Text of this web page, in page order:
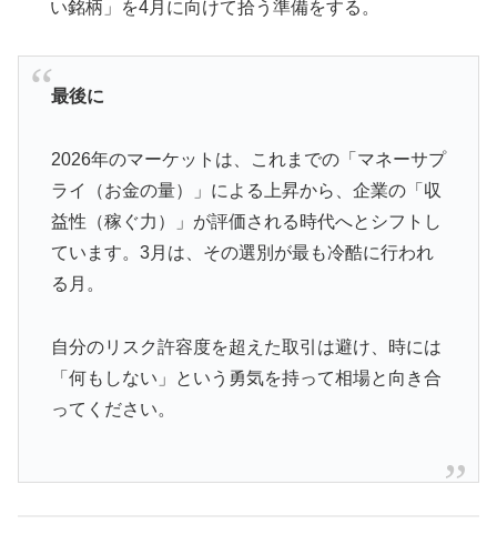
い銘柄」を4月に向けて拾う準備をする。
最後に
2026年のマーケットは、これまでの「マネーサプ
ライ（お金の量）」による上昇から、企業の「収
益性（稼ぐ力）」が評価される時代へとシフトし
ています。3月は、その選別が最も冷酷に行われ
る月。
自分のリスク許容度を超えた取引は避け、時には
「何もしない」という勇気を持って相場と向き合
ってください。